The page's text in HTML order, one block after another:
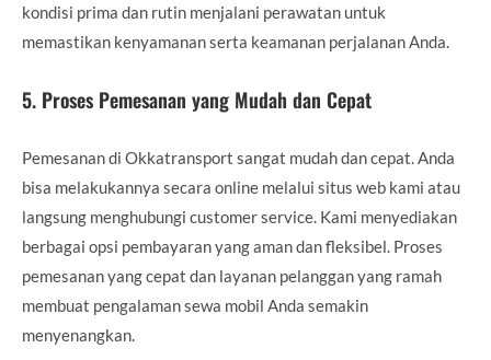
kondisi prima dan rutin menjalani perawatan untuk
memastikan kenyamanan serta keamanan perjalanan Anda.
5. Proses Pemesanan yang Mudah dan Cepat
Pemesanan di Okkatransport sangat mudah dan cepat. Anda
bisa melakukannya secara online melalui situs web kami atau
langsung menghubungi customer service. Kami menyediakan
berbagai opsi pembayaran yang aman dan fleksibel. Proses
pemesanan yang cepat dan layanan pelanggan yang ramah
membuat pengalaman sewa mobil Anda semakin
menyenangkan.